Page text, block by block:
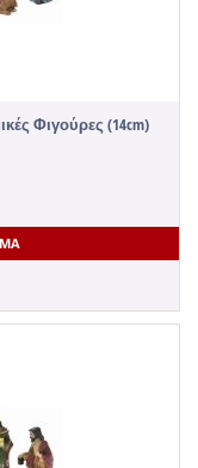
Φιγούρες (14cm)